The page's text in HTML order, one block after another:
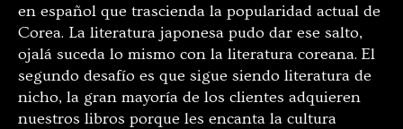
en español que trascienda la popularidad actual de
Corea. La literatura japonesa pudo dar ese salto,
ojalá suceda lo mismo con la literatura coreana. El
segundo desafío es que sigue siendo literatura de
nicho, la gran mayoría de los clientes adquieren
nuestros libros porque les encanta la cultura